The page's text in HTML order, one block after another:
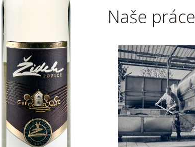
Naše práce